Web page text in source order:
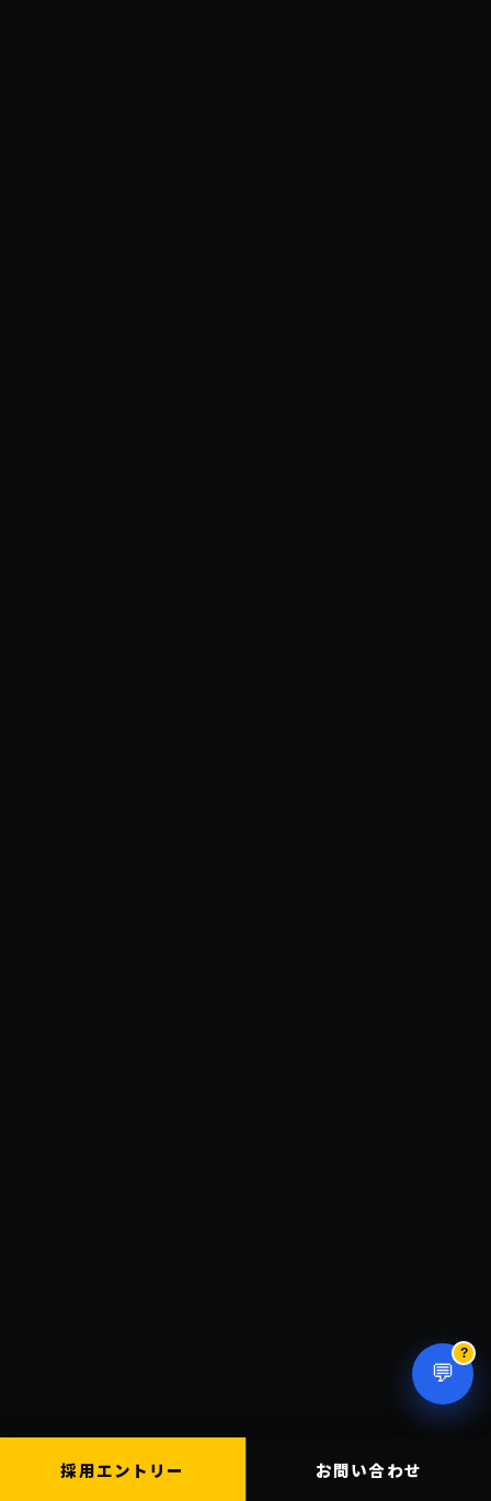
💬
?
採用エントリー お問い合わせ